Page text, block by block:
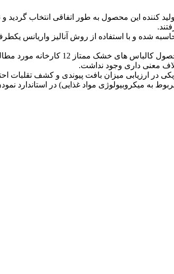
از کالباس خشک ممتاز با مقدار گوشت بیش از 70 درصد‘ از 12 کارخانه مختلف تولید کننده این
شده و با استفاده از روش آنالیز واریانس
در ارزیابی میزان بافت پیوندی و کشف تقلبات
میکروبیولوژی مواد غذایی) در استاندارد